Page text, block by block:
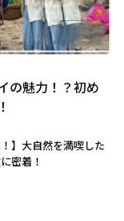
の魅力！？初め
！】大自然を満喫した
密着！